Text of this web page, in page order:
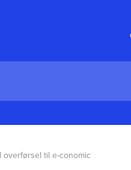
overførsel til e-conomic